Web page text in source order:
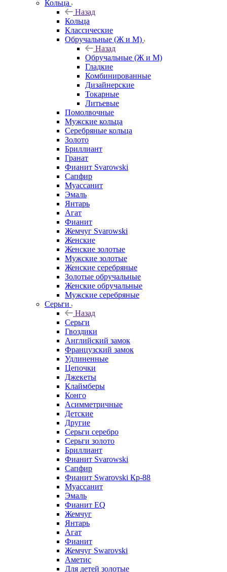
Кольца
Назад
Кольца
Классические
Обручальные (Ж и М)
Назад
Обручальные (Ж и М)
Гладкие
Комбинированные
Дизайнерские
Токарные
Литьевые
Помолвочные
Мужские кольца
Серебряные кольца
Золото
Бриллиант
Гранат
Фианит Svarowski
Сапфир
Муассанит
Эмаль
Янтарь
Агат
Фианит
Жемчуг Svarowski
Женские
Женские золотые
Мужские золотые
Женские серебряные
Золотые обручальные
Женские обручальные
Мужские серебряные
Серьги
Назад
Серьги
Гвоздики
Английский замок
Французский замок
Удлиненные
Цепочки
Джекеты
Клаймберы
Конго
Асимметричные
Детские
Другие
Серьги серебро
Серьги золото
Бриллиант
Фианит Svarowski
Сапфир
Фианит Swarovski Кр-88
Муассанит
Эмаль
Фианит EQ
Жемчуг
Янтарь
Агат
Фианит
Жемчуг Swarovski
Аметис
Для детей золотые